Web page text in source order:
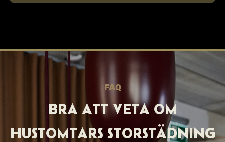
FAQ
BRA ATT VET A OM
HUSTOMTARS STORSTÄDNING